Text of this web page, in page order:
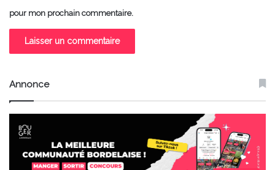
pour mon prochain commentaire.
Annonce